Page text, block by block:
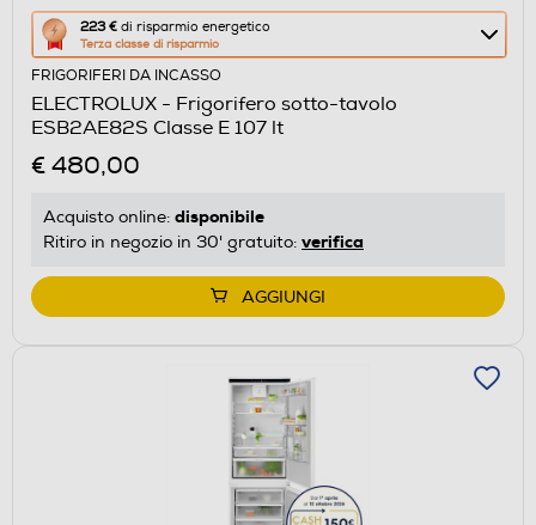
223 € di risparmio energetico
Terza classe di risparmio
Questa
azione
aprirà
il
Calcolatore
di
energetico
Youreko.
FRIGORIFERI DA INCASSO
ELECTROLUX - Frigorifero sotto-tavolo
ESB2AE82S Classe E 107 lt
€ 480,00
Acquisto online: disponibile
Ritiro in negozio in 30' gratuito: verifica
AGGIUNGI